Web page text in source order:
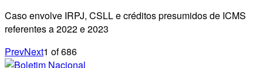
Caso envolve IRPJ, CSLL e créditos presumidos de ICMS
referentes a 2022 e 2023
PrevNext1 of686